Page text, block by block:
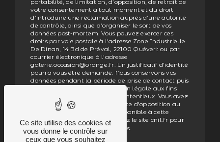
portabilité, de limitation, d’opposition, de retrait de
votre consentement à tout moment et du droit
d’introduire une réclamation auprès d’une autorité
de contrôle, ainsi que d’organiser le sort de vos
données post-mortem. Vous pouvez exercer ces
droits par voie postale à l'adresse Zone Industrielle
De Dinan, 14 Bd de Préval, 22100 Quévert ou par
courrier électronique à l'adresse
galerie.occasion@orange.fr. Un justificatif d'identité
pourra vous être demandé. Nous conservons vos
données pendant la période de prise de contact puis
pendant la durée de prescription légale aux fins
probatoires et de gestion des contentieux. Vous avez
le droit de vous inscrire sur la liste d'opposition au
démarchage téléphonique, disponible à cette
adresse:Bloctel.gouv.fr. Consultez le site cnil.fr pour
plus d’informations sur vos droits.
Ce site utilise des cookies et
vous donne le contrôle sur
ceux que vous souhaitez